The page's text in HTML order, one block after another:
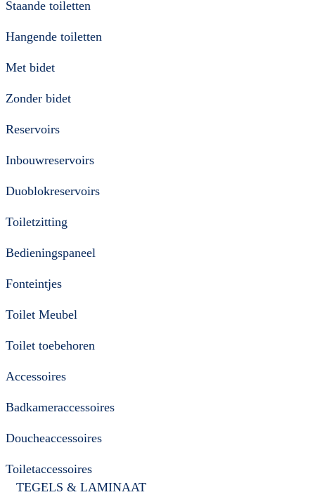
Staande toiletten
Hangende toiletten
Met bidet
Zonder bidet
Reservoirs
Inbouwreservoirs
Duoblokreservoirs
Toiletzitting
Bedieningspaneel
Fonteintjes
Toilet Meubel
Toilet toebehoren
Accessoires
Badkameraccessoires
Doucheaccessoires
Toiletaccessoires
TEGELS & LAMINAAT